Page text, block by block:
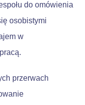
do omówienia
osobistymi
w
przerwach